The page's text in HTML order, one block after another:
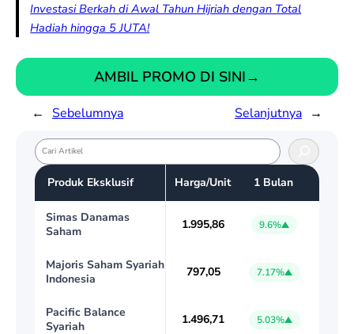
Investasi Berkah di Awal Tahun Hijriah dengan Total
Hadiah hingga 5 JUTA!
AMBIL PROMO DI SINI→
← Sebelumnya Selanjutnya →
S
e
a
r
Produk Eksklusif Harga/Unit 1 Bulan
Simas Danamas
Saham
1.995,86 9.6%
Majoris Saham Syariah
Indonesia
797,05 7.17%
Pacific Balance
Syariah
1.496,71 5.03%